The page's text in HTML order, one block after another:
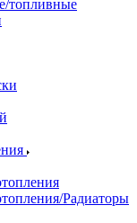
топливные
Радиаторы